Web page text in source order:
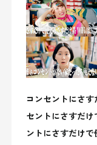
コンセントにさ
セントにさすだ
ントにさすだけ